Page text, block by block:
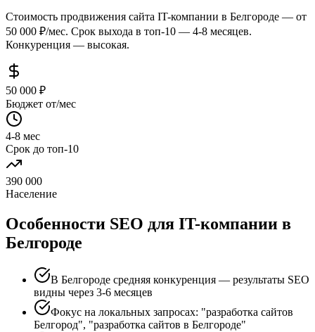
Стоимость продвижения сайта IT-компании в Белгороде — от
50 000 ₽/мес. Срок выхода в топ-10 — 4-8 месяцев.
Конкуренция — высокая.
50 000 ₽
Бюджет от/мес
4-8 мес
Срок до топ-10
390 000
Население
Особенности SEO для IT-компании в
Белгороде
В Белгороде средняя конкуренция — результаты SEO
видны через 3-6 месяцев
Фокус на локальных запросах: "разработка сайтов
Белгород", "разработка сайтов в Белгороде"